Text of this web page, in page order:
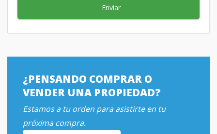
Enviar
¿PENSANDO COMPRAR O
VENDER UNA PROPIEDAD?
Estamos a tu orden para asistirte en tu
próxima compra.